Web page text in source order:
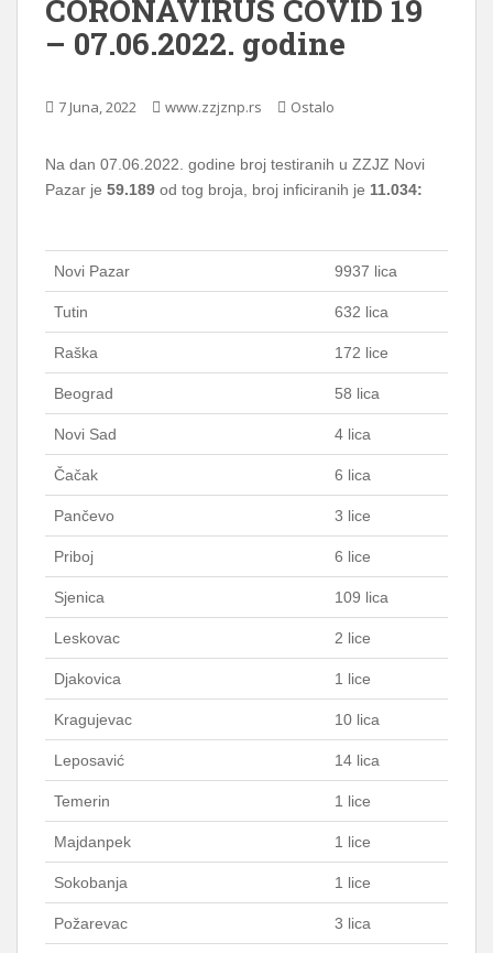
CORONAVIRUS COVID 19
– 07.06.2022. godine
7 Juna, 2022 www.zzjznp.rs Ostalo
Na dan 07.06.2022. godine broj testiranih u ZZJZ Novi
Pazar je 59.189 od tog broja, broj inficiranih je 11.034:
Novi Pazar 9937 lica
Tutin 632 lica
Raška 172 lice
Beograd 58 lica
Novi Sad 4 lica
Čačak 6 lica
Pančevo 3 lice
Priboj 6 lice
Sjenica 109 lica
Leskovac 2 lice
Djakovica 1 lice
Kragujevac 10 lica
Leposavić 14 lica
Temerin 1 lice
Majdanpek 1 lice
Sokobanja 1 lice
Požarevac 3 lica